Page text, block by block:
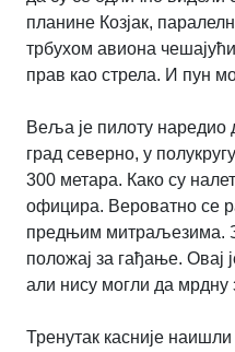
планине Козјак,
трбухом авиона
прав као стрела. И пун
Веља је пилоту наредио
град северно, у
300 метара. Како су
официра. Вероватно се
предњим митраљезима.
положај за гађање. Овај
али нису могли да мрдну
Тренутак касније